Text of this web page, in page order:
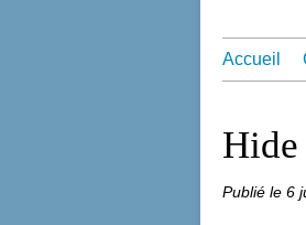
Accueil
Hide
Publié le 6